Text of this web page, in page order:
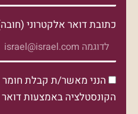
כתובת דואר אלקטרוני
הנני מאשר/ת קבלת
הקונסטלציה באמצעות דואר